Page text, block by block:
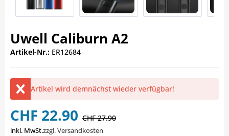
Uwell Caliburn A2
Artikel-Nr.: ER12684
Artikel wird demnächst wieder verfügbar!
CHF 22.90 CHF 27.90
inkl. MwSt.zzgl. Versandkosten